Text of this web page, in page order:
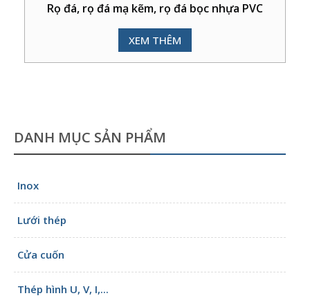
Rọ đá, rọ đá mạ kẽm, rọ đá bọc nhựa PVC
XEM THÊM
DANH MỤC SẢN PHẨM
Inox
Lưới thép
Cửa cuốn
Thép hình U, V, I,...